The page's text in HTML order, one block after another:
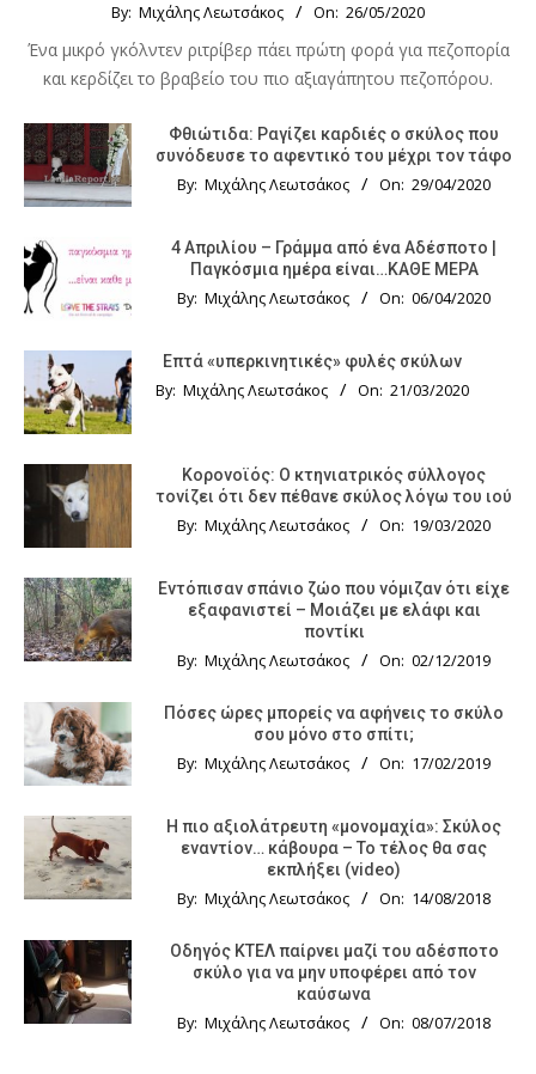
By: Μιχάλης Λεωτσάκος On: 26/05/2020
Ένα μικρό γκόλντεν ριτρίβερ πάει πρώτη φορά για πεζοπορία
και κερδίζει το βραβείο του πιο αξιαγάπητου πεζοπόρου.
Φθιώτιδα: Ραγίζει καρδιές ο σκύλος που
συνόδευσε το αφεντικό του μέχρι τον τάφο
By: Μιχάλης Λεωτσάκος On: 29/04/2020
4 Απριλίου – Γράμμα από ένα Αδέσποτο |
Παγκόσμια ημέρα είναι…ΚΑΘΕ ΜΕΡΑ
By: Μιχάλης Λεωτσάκος On: 06/04/2020
Επτά «υπερκινητικές» φυλές σκύλων
By: Μιχάλης Λεωτσάκος On: 21/03/2020
Κορονοϊός: Ο κτηνιατρικός σύλλογος
τονίζει ότι δεν πέθανε σκύλος λόγω του ιού
By: Μιχάλης Λεωτσάκος On: 19/03/2020
Εντόπισαν σπάνιο ζώο που νόμιζαν ότι είχε
εξαφανιστεί – Μοιάζει με ελάφι και
ποντίκι
By: Μιχάλης Λεωτσάκος On: 02/12/2019
Πόσες ώρες μπορείς να αφήνεις το σκύλο
σου μόνο στο σπίτι;
By: Μιχάλης Λεωτσάκος On: 17/02/2019
Η πιο αξιολάτρευτη «μονομαχία»: Σκύλος
εναντίον… κάβουρα – Το τέλος θα σας
εκπλήξει (video)
By: Μιχάλης Λεωτσάκος On: 14/08/2018
Οδηγός KTΕΛ παίρνει μαζί του αδέσποτο
σκύλο για να μην υποφέρει από τον
καύσωνα
By: Μιχάλης Λεωτσάκος On: 08/07/2018